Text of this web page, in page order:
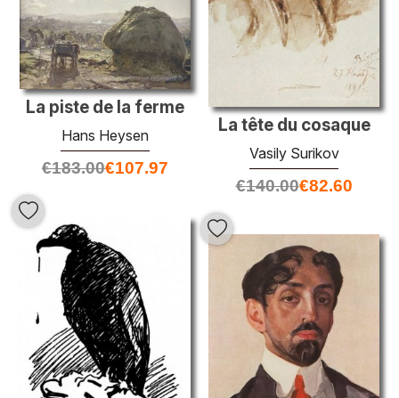
La tête du cosaque
Vasily Surikov
€140.00€82.60
La piste de la ferme
Hans Heysen
€183.00€107.97